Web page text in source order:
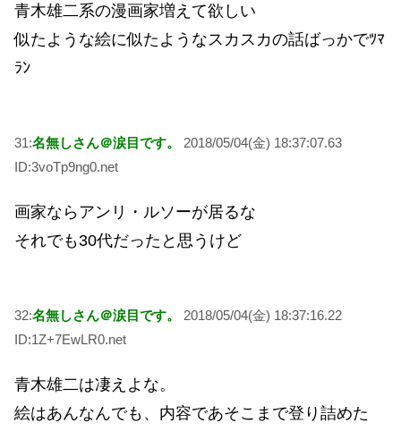
青木雄二系の漫画家増えて欲しい
似たような絵に似たようなスカスカの話ばっかでﾂﾏ
ﾗﾝ
31:名無しさん＠涙目です。
2018/05/04(金) 18:37:07.63
ID:3voTp9ng0.net
画家ならアンリ・ルソーが居るな
それでも30代だったと思うけど
32:名無しさん＠涙目です。
2018/05/04(金) 18:37:16.22
ID:1Z+7EwLR0.net
青木雄二は凄えよな。
絵はあんなんでも、内容であそこまで登り詰めた